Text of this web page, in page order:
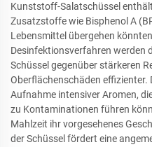
Kunststoff-Salatschüssel
Zusatzstoffe wie Bisphenol A
Lebensmittel übergehen
Desinfektionsverfahren werden
Schüssel gegenüber stärkeren
Oberflächenschäden effizienter.
Aufnahme intensiver Aromen,
zu Kontaminationen führen
Mahlzeit ihr vorgesehenes
der Schüssel fördert eine